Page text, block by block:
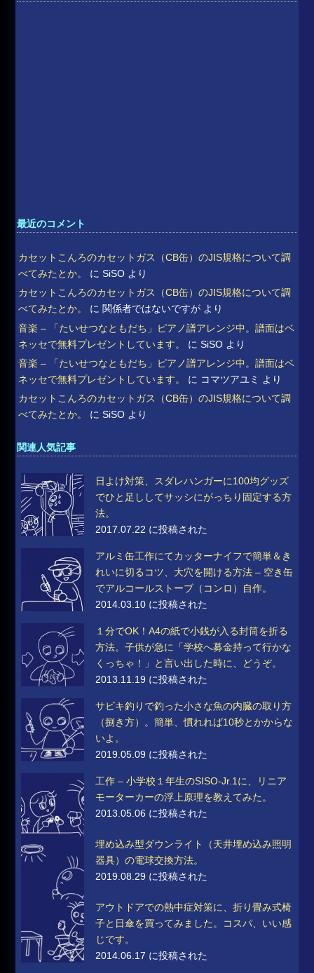
最近のコメント
カセットこんろのカセットガス（CB缶）のJIS規格について調
べてみたとか。
にSiSO より
カセットこんろのカセットガス（CB缶）のJIS規格について調
べてみたとか。
に 関係者ではないですが より
音楽 – 「たいせつなともだち」ピアノ譜アレンジ中。譜面はベ
ネッセで無料プレゼントしています。
にSiSO より
音楽 – 「たいせつなともだち」ピアノ譜アレンジ中。譜面はベ
ネッセで無料プレゼントしています。
に コマツアユミ
より
カセットこんろのカセットガス（CB缶）のJIS規格について調
べてみたとか。
にSiSO より
関連人気記事
日よけ対策、スダレハンガーに100均グッズ
でひと足ししてサッシにがっちり固定する方
法。
2017.07.22 に投稿された
アルミ缶工作にてカッターナイフで簡単＆き
れいに切るコツ、大穴を開ける方法 – 空き缶
でアルコールストーブ（コンロ）自作。
2014.03.10 に投稿された
１分でOK！A4の紙で小銭が入る封筒を折る
方法。子供が急に「学校へ募金持って行かな
くっちゃ！」と言い出した時に、どうぞ。
2013.11.19 に投稿された
サビキ釣りで釣った小さな魚の内臓の取り方
（捌き方）。簡単、慣れれば10秒とかからな
いよ。
2019.05.09 に投稿された
工作 – 小学校１年生のSISO-Jr.1に、リニア
モーターカーの浮上原理を教えてみた。
2013.05.06 に投稿された
埋め込み型ダウンライト（天井埋め込み照明
器具）の電球交換方法。
2019.08.29 に投稿された
アウトドアでの熱中症対策に、折り畳み式椅
子と日傘を買ってみました。コスパ、いい感
じです。
2014.06.17 に投稿された